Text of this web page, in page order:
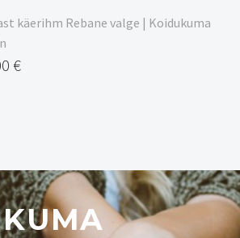
käerihm Rebane valge | Koidukuma
€